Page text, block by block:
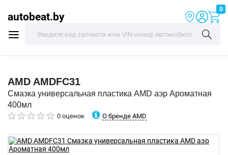
autobeat.by
0
AMD AMDFC31
Смазка универсальная пластика AMD аэр Ароматная
400мл
0 оценок О бренде AMD